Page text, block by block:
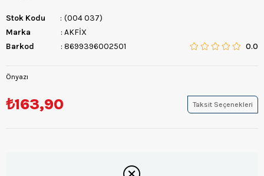
Stok Kodu
(004 037)
Marka
: AKFİX
Barkod
: 8699396002501 0.0
Önyazı
₺163,90 Taksit Seçenekleri